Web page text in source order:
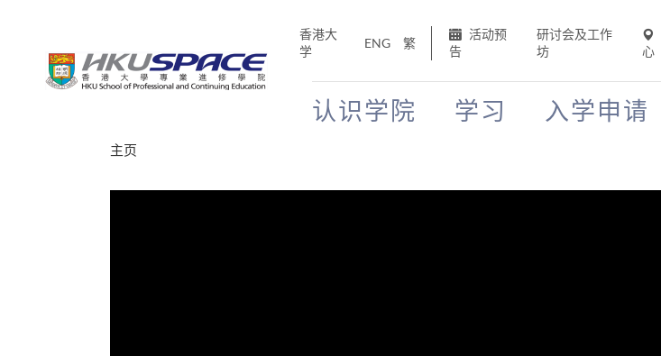
香港大
学
ENG 繁
活动预
告
研讨会及工作
坊
心
认识学院 学习 入学申请
主页